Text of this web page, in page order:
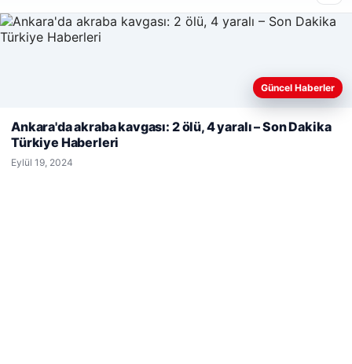
© 2026 Haber Ülke
Web sitemizi nasıl kullandığınızı daha iyi anlayabilmek,
kullanıyoruz.Çerez Politikamız
Reddet
Güncel Haberler
Ankara'da akraba kavgası: 2 ölü, 4 yaralı – Son Dakika
Türkiye Haberleri
Eylül 19, 2024